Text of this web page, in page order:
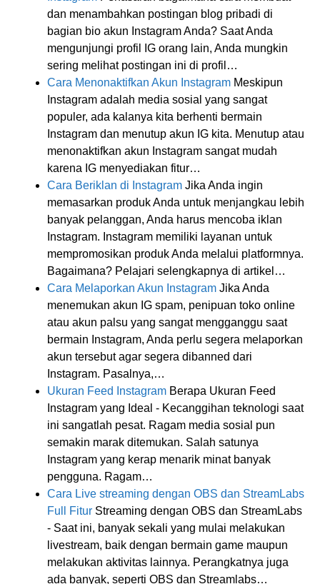
dan menambahkan postingan blog pribadi di
bagian bio akun Instagram Anda? Saat Anda
mengunjungi profil IG orang lain, Anda mungkin
sering melihat postingan ini di profil…
Cara Menonaktifkan Akun Instagram Meskipun
Instagram adalah media sosial yang sangat
populer, ada kalanya kita berhenti bermain
Instagram dan menutup akun IG kita. Menutup atau
menonaktifkan akun Instagram sangat mudah
karena IG menyediakan fitur…
Cara Beriklan di Instagram Jika Anda ingin
memasarkan produk Anda untuk menjangkau lebih
banyak pelanggan, Anda harus mencoba iklan
Instagram. Instagram memiliki layanan untuk
mempromosikan produk Anda melalui platformnya.
Bagaimana? Pelajari selengkapnya di artikel…
Cara Melaporkan Akun Instagram Jika Anda
menemukan akun IG spam, penipuan toko online
atau akun palsu yang sangat mengganggu saat
bermain Instagram, Anda perlu segera melaporkan
akun tersebut agar segera dibanned dari
Instagram. Pasalnya,…
Ukuran Feed Instagram Berapa Ukuran Feed
Instagram yang Ideal - Kecanggihan teknologi saat
ini sangatlah pesat. Ragam media sosial pun
semakin marak ditemukan. Salah satunya
Instagram yang kerap menarik minat banyak
pengguna. Ragam…
Cara Live streaming dengan OBS dan StreamLabs
Full Fitur Streaming dengan OBS dan StreamLabs
- Saat ini, banyak sekali yang mulai melakukan
livestream, baik dengan bermain game maupun
melakukan aktivitas lainnya. Perangkatnya juga
ada banyak, seperti OBS dan Streamlabs…